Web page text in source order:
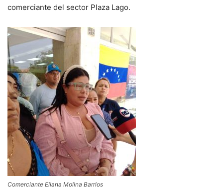
comerciante del sector Plaza Lago.
Comerciante Eliana Molina Barrios